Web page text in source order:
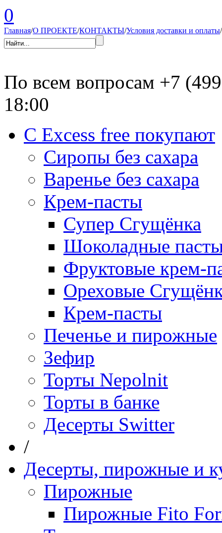
0
Главная/О ПРОЕКТЕ/КОНТАКТЫ/Условия доставки и оплаты/
По всем вопросам +7
18:00
С Excess free покупают
Сиропы без сахара
Варенье без сахара
Крем-пасты
Супер Сгущёнка
Шоколадные
Фруктовые крем-
Ореховые
Крем-пасты
Печенье и пирожные
Зефир
Торты Nepolnit
Торты в банке
Десерты Switter
/
Десерты, пирожные и
Пирожные
Пирожные Fito